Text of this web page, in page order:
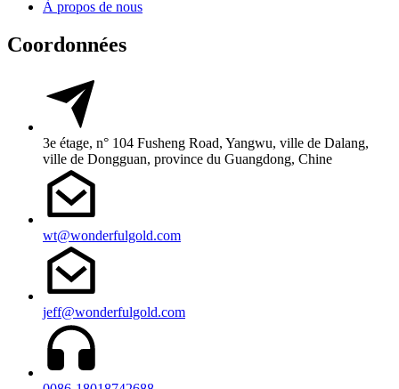
À propos de nous
Coordonnées
3e étage, n° 104 Fusheng Road, Yangwu, ville de Dalang,
ville de Dongguan, province du Guangdong, Chine
wt@wonderfulgold.com
jeff@wonderfulgold.com